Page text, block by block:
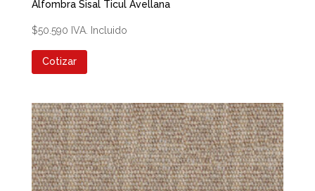
Alfombra Sisal Ticul Avellana
$50.590 IVA. Incluido
Cotizar